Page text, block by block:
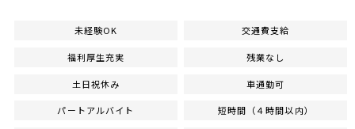
未経験OK 交通費支給
福利厚生充実 残業なし
土日祝休み 車通勤可
パートアルバイト 短時間（４時間以内）